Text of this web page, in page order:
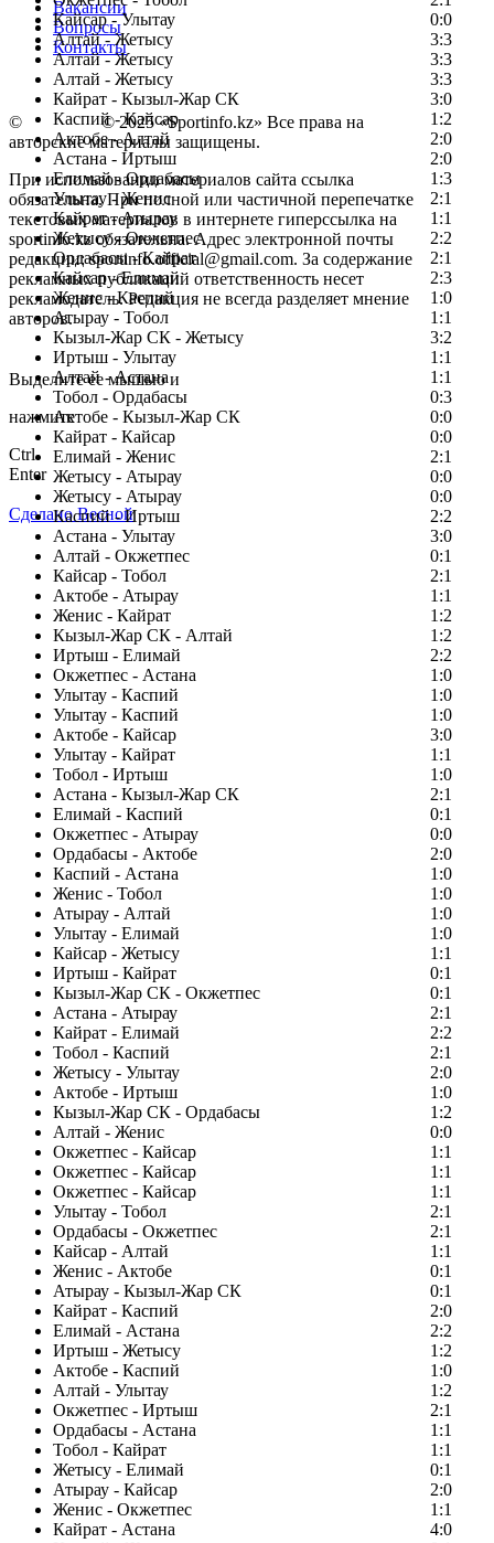
Кайсар - Улытау
0:0
Алтай - Жетысу
3:3
Алтай - Жетысу
3:3
Алтай - Жетысу
3:3
Кайрат - Кызыл-Жар СК
3:0
Каспий - Кайсар
1:2
Актобе - Алтай
2:0
Астана - Иртыш
2:0
Елимай - Ордабасы
1:3
Улытау - Женис
2:1
Кайрат - Атырау
1:1
Жетысу - Окжетпес
2:2
Ордабасы - Кайрат
2:1
Кайсар - Елимай
2:3
Женис - Каспий
1:0
Атырау - Тобол
1:1
Кызыл-Жар СК - Жетысу
3:2
Иртыш - Улытау
1:1
Алтай - Астана
1:1
Тобол - Ордабасы
0:3
Актобе - Кызыл-Жар СК
0:0
Кайрат - Кайсар
0:0
Елимай - Женис
2:1
Жетысу - Атырау
0:0
Жетысу - Атырау
0:0
Каспий - Иртыш
2:2
Астана - Улытау
3:0
Алтай - Окжетпес
0:1
Кайсар - Тобол
2:1
Актобе - Атырау
1:1
Женис - Кайрат
1:2
Кызыл-Жар СК - Алтай
1:2
Иртыш - Елимай
2:2
Окжетпес - Астана
1:0
Улытау - Каспий
1:0
Улытау - Каспий
1:0
Актобе - Кайсар
3:0
Улытау - Кайрат
1:1
Тобол - Иртыш
1:0
Астана - Кызыл-Жар СК
2:1
Елимай - Каспий
0:1
Окжетпес - Атырау
0:0
Ордабасы - Актобе
2:0
Каспий - Астана
1:0
Женис - Тобол
1:0
Атырау - Алтай
1:0
Улытау - Елимай
1:0
Кайсар - Жетысу
1:1
Иртыш - Кайрат
0:1
Кызыл-Жар СК - Окжетпес
0:1
Астана - Атырау
2:1
Кайрат - Елимай
2:2
Тобол - Каспий
2:1
Жетысу - Улытау
2:0
Актобе - Иртыш
1:0
Кызыл-Жар СК - Ордабасы
1:2
Алтай - Женис
0:0
Окжетпес - Кайсар
1:1
Окжетпес - Кайсар
1:1
Окжетпес - Кайсар
1:1
Улытау - Тобол
2:1
Ордабасы - Окжетпес
2:1
Кайсар - Алтай
1:1
Женис - Актобе
0:1
Атырау - Кызыл-Жар СК
0:1
Кайрат - Каспий
2:0
Елимай - Астана
2:2
Иртыш - Жетысу
1:2
Актобе - Каспий
1:0
Алтай - Улытау
1:2
Окжетпес - Иртыш
2:1
Ордабасы - Астана
1:1
Тобол - Кайрат
1:1
Жетысу - Елимай
0:1
Атырау - Кайсар
2:0
Женис - Окжетпес
1:1
Кайрат - Астана
4:0
Вакансии
Вопросы
Контакты
© Copyright© 2025 «Sportinfo.kz» Все права на
авторские материалы защищены.
При использовании материалов сайта ссылка
обязательна. При полной или частичной перепечатке
текстовых материалов в интернете гиперссылка на
sportinfo.kz обязательна. Адрес электронной почты
редакции: sportinfo.official@gmail.com. За содержание
рекламных публикаций ответственность несет
рекламодатель. Редакция не всегда разделяет мнение
авторов.
Заметили ошибку в тексте?
Выделите ее мышью и
нажмите
Ctrl
Enter
Сделано Весной